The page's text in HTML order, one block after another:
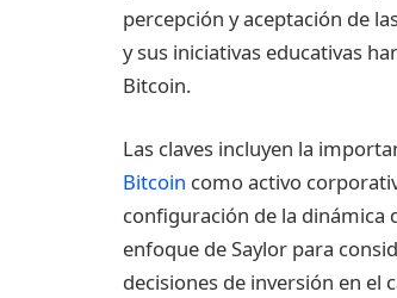
percepción y aceptación de
y sus iniciativas educativas
Bitcoin.
Las claves incluyen la
Bitcoin como activo
configuración de la dinámica
enfoque de Saylor para
decisiones de inversión en el